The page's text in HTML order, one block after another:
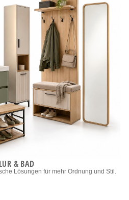
& BAD
Lösungen für mehr Ordnung und Stil.